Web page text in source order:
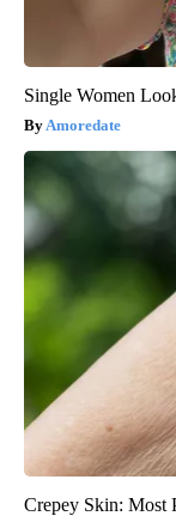
Single Women
Amoredate
Crepey Skin: Most